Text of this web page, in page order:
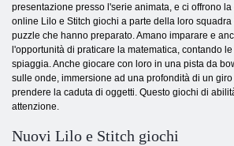
presentazione presso l'serie animata, e ci offrono
online Lilo e Stitch giochi a parte della loro
puzzle che hanno preparato. Amano imparare e
l'opportunità di praticare la matematica, contando
spiaggia. Anche giocare con loro in una pista da
sulle onde, immersione ad una profondità di un
prendere la caduta di oggetti. Questo giochi di
attenzione.
Nuovi Lilo e Stitch giochi